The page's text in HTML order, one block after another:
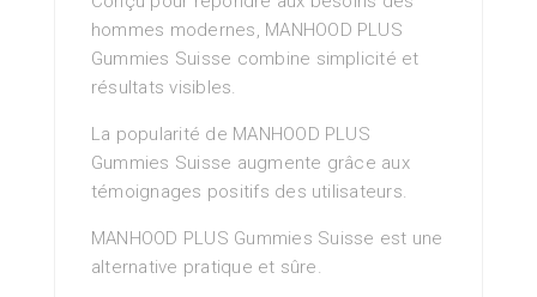
hommes modernes, MANHOOD PLUS
Gummies Suisse combine simplicité et
résultats visibles.
La popularité de MANHOOD PLUS
Gummies Suisse augmente grâce aux
témoignages positifs des utilisateurs.
MANHOOD PLUS Gummies Suisse est une
alternative pratique et sûre.